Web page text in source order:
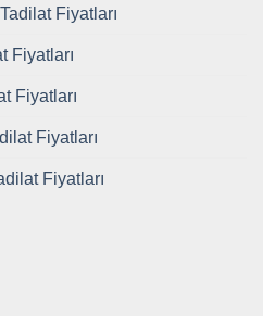
Fiyatları
Fiyatları
Fiyatları
Fiyatları
Fiyatları